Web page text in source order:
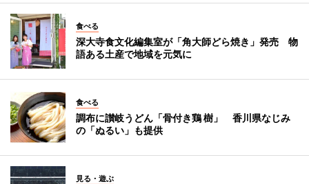
食べる
深大寺食文化編集室が「角大師どら焼き」発売 物
語ある土産で地域を元気に
食べる
調布に讃岐うどん「骨付き鶏 樹」 香川県なじみ
の「ぬるい」も提供
見る・遊ぶ